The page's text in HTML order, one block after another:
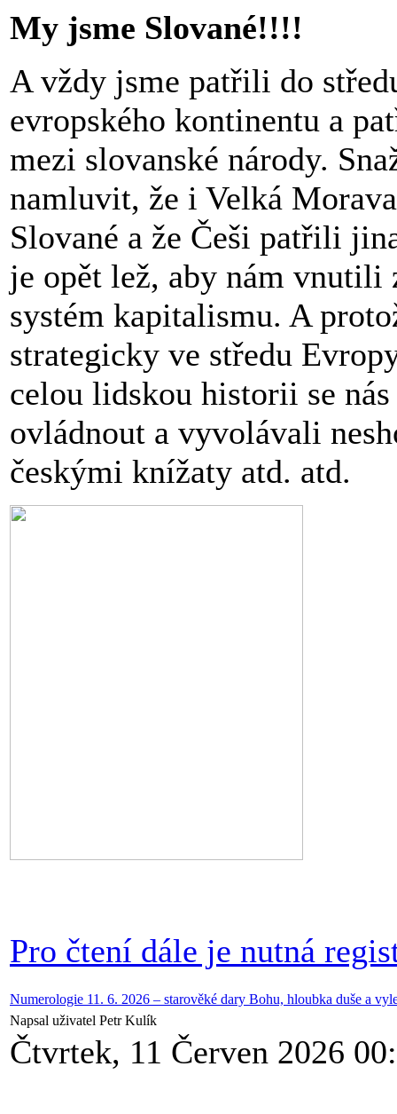
My jsme Slované!!!!
A vždy jsme patřili do
evropského kontinentu a
mezi slovanské národy.
namluvit, že i Velká
Slované a že Češi patřili
je opět lež, aby nám vnutili
systém kapitalismu. A
strategicky ve středu
celou lidskou historii se
ovládnout a vyvolávali
českými knížaty atd. atd.
Pro čtení dále je nutná
Numerologie 11. 6. 2026 – starověké dary Bohu, hloubka duše a
Napsal uživatel Petr Kulík
Čtvrtek, 11 Červen 2026